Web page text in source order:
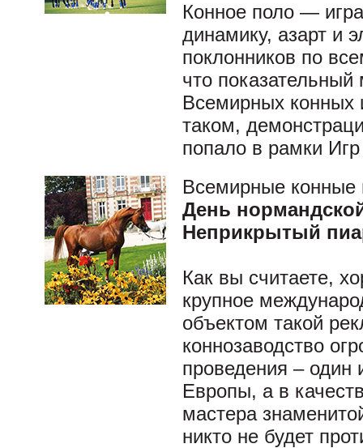
Конное поло —
динамику, азарт и
поклонников по
что
Всемирных
таком,
попало в рамки
Всемирные конные
День
Неприкрытый
Как вы считаете,
крупное
объектом такой
коннозаводство
проведения – один
Европы, а в
мастера
никто не будет